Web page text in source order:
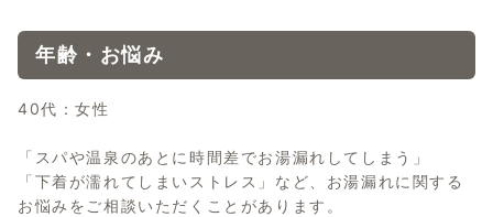
年齢・お悩み
40代：女性
「スパや温泉のあとに時間差でお湯漏れしてしまう」
「下着が濡れてしまいストレス」など、お湯漏れに関する
お悩みをご相談いただくことがあります。